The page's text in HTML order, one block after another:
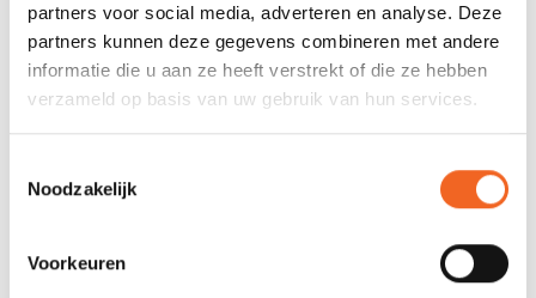
partners voor social media, adverteren en analyse. Deze
partners kunnen deze gegevens combineren met andere
informatie die u aan ze heeft verstrekt of die ze hebben
verzameld op basis van uw gebruik van hun services.
Noodzakelijk
Voorkeuren
GERELATEERDE PRODUCTEN